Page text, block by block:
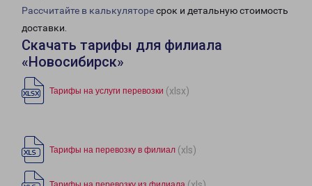
Рассчитайте в калькуляторесрок и детальную стоимость
доставки.
Скачать тарифы для филиала
«Новосибирск»
Тарифы на услуги перевозки (xlsx)
Тарифы на перевозку в филиал (xls)